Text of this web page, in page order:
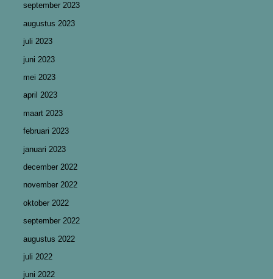
september 2023
augustus 2023
juli 2023
juni 2023
mei 2023
april 2023
maart 2023
februari 2023
januari 2023
december 2022
november 2022
oktober 2022
september 2022
augustus 2022
juli 2022
juni 2022